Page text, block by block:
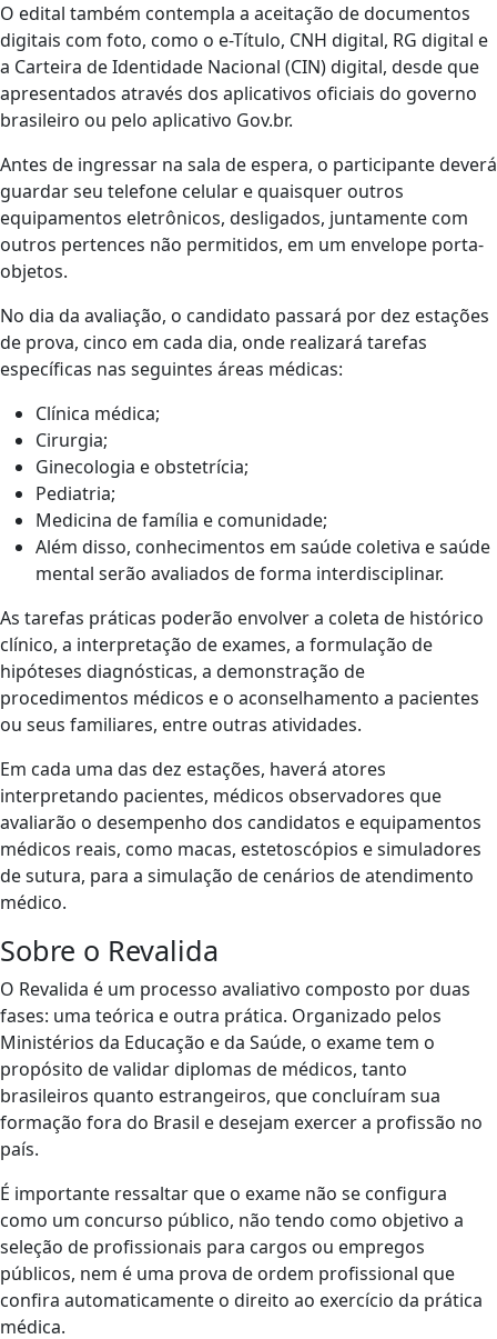
O edital também contempla a aceitação de documentos
digitais com foto, como o e-Título, CNH digital, RG digital e
a Carteira de Identidade Nacional (CIN) digital, desde que
apresentados através dos aplicativos oficiais do governo
brasileiro ou pelo aplicativo Gov.br.
Antes de ingressar na sala de espera, o participante deverá
guardar seu telefone celular e quaisquer outros
equipamentos eletrônicos, desligados, juntamente com
outros pertences não permitidos, em um envelope porta-
objetos.
No dia da avaliação, o candidato passará por dez estações
de prova, cinco em cada dia, onde realizará tarefas
específicas nas seguintes áreas médicas:
Clínica médica;
Cirurgia;
Ginecologia e obstetrícia;
Pediatria;
Medicina de família e comunidade;
Além disso, conhecimentos em saúde coletiva e saúde
mental serão avaliados de forma interdisciplinar.
As tarefas práticas poderão envolver a coleta de histórico
clínico, a interpretação de exames, a formulação de
hipóteses diagnósticas, a demonstração de
procedimentos médicos e o aconselhamento a pacientes
ou seus familiares, entre outras atividades.
Em cada uma das dez estações, haverá atores
interpretando pacientes, médicos observadores que
avaliarão o desempenho dos candidatos e equipamentos
médicos reais, como macas, estetoscópios e simuladores
de sutura, para a simulação de cenários de atendimento
médico.
Sobre o Revalida
O Revalida é um processo avaliativo composto por duas
fases: uma teórica e outra prática. Organizado pelos
Ministérios da Educação e da Saúde, o exame tem o
propósito de validar diplomas de médicos, tanto
brasileiros quanto estrangeiros, que concluíram sua
formação fora do Brasil e desejam exercer a profissão no
país.
É importante ressaltar que o exame não se configura
como um concurso público, não tendo como objetivo a
seleção de profissionais para cargos ou empregos
públicos, nem é uma prova de ordem profissional que
confira automaticamente o direito ao exercício da prática
médica.